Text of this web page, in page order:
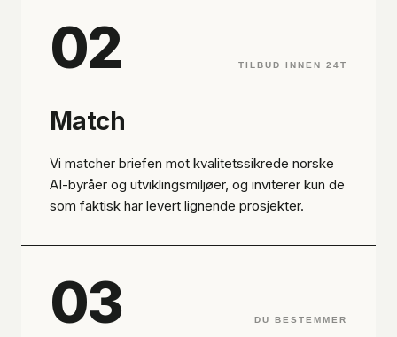
02 TILBUD INNEN 24T
Match
Vi matcher briefen mot kvalitetssikrede norske
AI-byråer og utviklingsmiljøer, og inviterer kun de
som faktisk har levert lignende prosjekter.
03 DU BESTEMMER